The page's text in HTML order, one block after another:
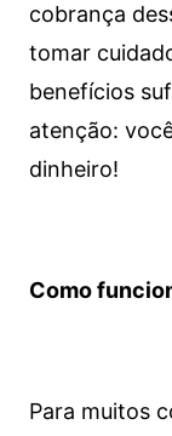
cobrança
tomar
benefícios
atenção:
dinheiro!
Como
Para muitos